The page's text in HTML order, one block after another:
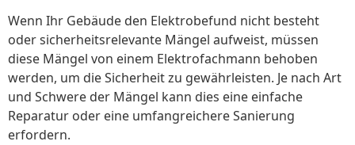
Wenn Ihr Gebäude den Elektrobefund nicht besteht
oder sicherheitsrelevante Mängel aufweist, müssen
diese Mängel von einem Elektrofachmann behoben
werden, um die Sicherheit zu gewährleisten. Je nach Art
und Schwere der Mängel kann dies eine einfache
Reparatur oder eine umfangreichere Sanierung
erfordern.